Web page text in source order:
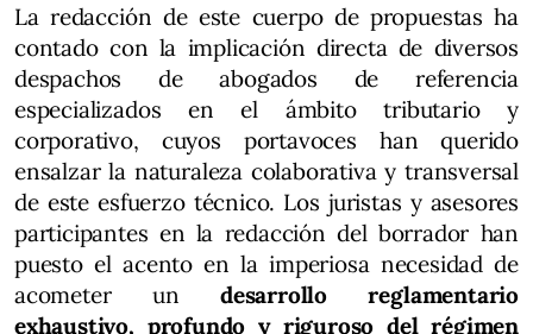
La redacción de este cuerpo de propuestas ha
contado con la implicación directa de diversos
despachos de abogados de referencia
especializados en el ámbito tributario y
corporativo, cuyos portavoces han querido
ensalzar la naturaleza colaborativa y transversal
de este esfuerzo técnico. Los juristas y asesores
participantes en la redacción del borrador han
puesto el acento en la imperiosa necesidad de
acometer un desarrollo reglamentario
exhaustivo, profundo y riguroso del régimen